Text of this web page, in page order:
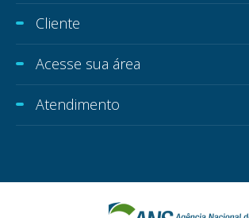
Cliente
Acesse sua área
Atendimento